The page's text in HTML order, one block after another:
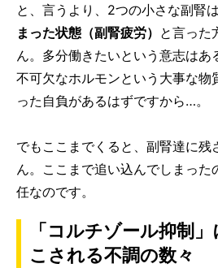
と、言うより、2つの小さな副腎は
まった状態（副腎疲労） と言った
ん。多分働きたいという意志はあ
不可欠なホルモンという大事な物
った自負があるはずですから…。
でもここまでくると、副腎達に残
ん。ここまで追い込んでしまった
任なのです。
「コルチゾール抑制
こされる不調の数々